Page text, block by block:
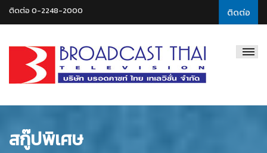
ติดต่อ
ติดต่อ 0-2248-2000
Thai
สกู๊ปพิเศษ